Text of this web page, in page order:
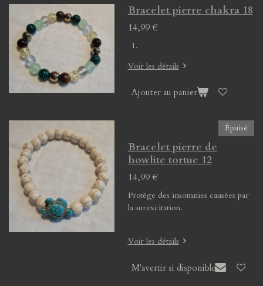
Bracelet pierre chakra 18
14,99 €
Voir les détails
Ajouter au panier
Épuisé
Bracelet pierre de
howlite tortue 12
14,99 €
Protège des insomnies causées par
la surexcitation.
Voir les détails
M'avertir si disponible